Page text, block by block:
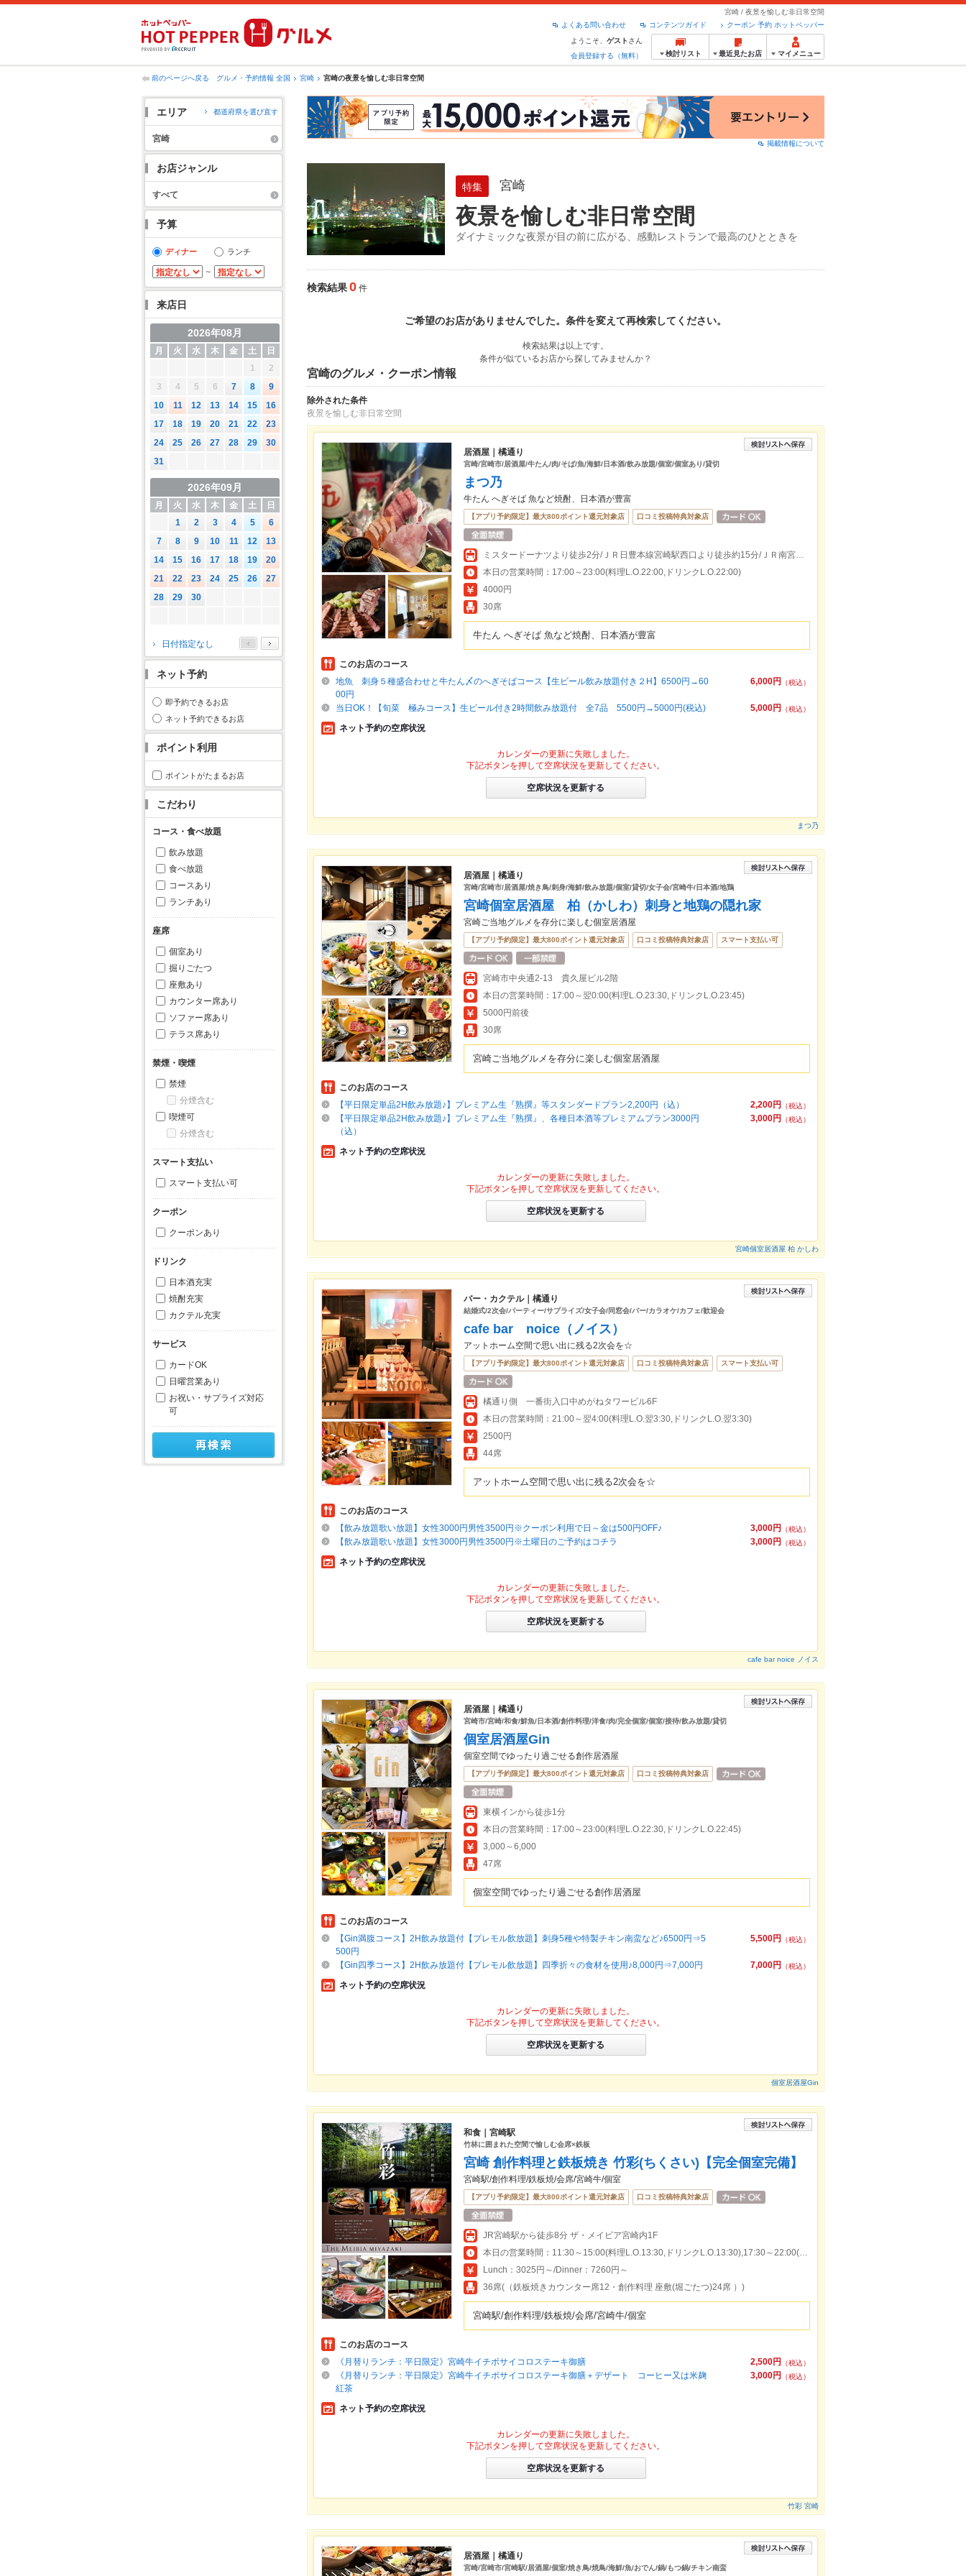
宮崎 / 夜景を愉しむ非日常空間
クーポン 予約 ホットペッパー
コンテンツガイド
よくある問い合わせ
ようこそ、 ゲスト さん
会員登録する（無料）
検討リスト 最近見たお店 マイメニュー
前のページへ戻る グルメ・予約情報 全国 宮崎 宮崎の夜景を愉しむ非日常空間
エリア 都道府県を選び直す
宮崎
お店ジャンル
すべて
予算
ディナー ランチ
～
来店日
2026年08月
月 火 水 木 金 土
日
1
2
3
4 5 6 7 8
9
10
11 12 13 14 15
16
17
18 19 20 21 22
23
24
25 26 27 28 29
30
31
2026年09月
月 火 水 木 金 土
日
1
2 3 4 5
6
7
8 9 10 11 12
13
14
15 16 17 18 19
20
21
22 23 24 25 26
27
28
29 30
2026年10月
月 火 水 木 金 土
日
5
12
14 15 16
19
20 21 22 23 24
25
26
27 28 29
日付指定なし
ネット予約
即予約できるお店
ネット予約できるお店
ポイント利用
ポイントがたまるお店
こだわり
コース・食べ放題
飲み放題
食べ放題
コースあり
ランチあり
座席
個室あり
掘りごたつ
座敷あり
カウンター席あり
ソファー席あり
テラス席あり
禁煙・喫煙
禁煙
分煙含む
喫煙可
分煙含む
スマート支払い
スマート支払い可
クーポン
クーポンあり
ドリンク
日本酒充実
焼酎充実
カクテル充実
サービス
カードOK
日曜営業あり
お祝い・サプライズ対応
可
掲載情報について
特集 宮崎
夜景を愉しむ非日常空間
ダイナミックな夜景が目の前に広がる、感動レストランで最高のひとときを
検索結果0 件
ご希望のお店がありませんでした。条件を変えて再検索してください。
検索結果は以上です。
条件が似ているお店から探してみませんか？
宮崎のグルメ・クーポン情報
除外された条件
夜景を愉しむ非日常空間
居酒屋｜橘通り
宮崎/宮崎市/居酒屋/牛たん/肉/そば/魚/海鮮/日本酒/飲み放題/個室/個室あり/貸切
まつ乃
牛たん へぎそば 魚など焼酎、日本酒が豊富
【アプリ予約限定】最大800ポイント還元対象店 口コミ投稿特典対象店
ミスタードーナツより徒歩2分/ＪＲ日豊本線宮崎駅西口より徒歩約15分/ＪＲ南宮崎駅出口より徒歩約44分
本日の営業時間：17:00～23:00(料理L.O.22:00,ドリンクL.O.22:00)
4000円
30席
牛たん へぎそば 魚など焼酎、日本酒が豊富
このお店のコース
6,000円
（税込）
地魚 刺身５種盛合わせと牛たん〆のへぎそばコース【生ビール飲み放題付き２H】6500円→60
00円
5,000円
（税込）
当日OK！【旬菜 極みコース】生ビール付き2時間飲み放題付 全7品 5500円→5000円(税込)
ネット予約の空席状況
カレンダーの更新に失敗しました。
下記ボタンを押して空席状況を更新してください。
空席状況を更新する
まつ乃
居酒屋｜橘通り
宮崎/宮崎市/居酒屋/焼き鳥/刺身/海鮮/飲み放題/個室/貸切/女子会/宮崎牛/日本酒/地鶏
宮崎個室居酒屋 柏（かしわ）刺身と地鶏の隠れ家
宮崎ご当地グルメを存分に楽しむ個室居酒屋
【アプリ予約限定】最大800ポイント還元対象店 口コミ投稿特典対象店 スマート支払い可
宮崎市中央通2-13 貴久屋ビル2階
本日の営業時間：17:00～翌0:00(料理L.O.23:30,ドリンクL.O.23:45)
5000円前後
30席
宮崎ご当地グルメを存分に楽しむ個室居酒屋
このお店のコース
2,200円
（税込）
【平日限定単品2H飲み放題♪】プレミアム生『熟撰』等スタンダードプラン2,200円（込）
3,000円
（税込）
【平日限定単品2H飲み放題♪】プレミアム生『熟撰』、各種日本酒等プレミアムプラン3000円
（込）
ネット予約の空席状況
カレンダーの更新に失敗しました。
下記ボタンを押して空席状況を更新してください。
空席状況を更新する
宮崎個室居酒屋 柏 かしわ
バー・カクテル｜橘通り
結婚式/2次会/パーティー/サプライズ/女子会/同窓会/バー/カラオケ/カフェ/歓迎会
cafe bar noice（ノイス）
アットホーム空間で思い出に残る2次会を☆
【アプリ予約限定】最大800ポイント還元対象店 口コミ投稿特典対象店 スマート支払い可
橘通り側 一番街入口中めがねタワービル6F
本日の営業時間：21:00～翌4:00(料理L.O.翌3:30,ドリンクL.O.翌3:30)
2500円
44席
アットホーム空間で思い出に残る2次会を☆
このお店のコース
3,000円
（税込）
【飲み放題歌い放題】女性3000円男性3500円※クーポン利用で日～金は500円OFF♪
3,000円
（税込）
【飲み放題歌い放題】女性3000円男性3500円※土曜日のご予約はコチラ
ネット予約の空席状況
カレンダーの更新に失敗しました。
下記ボタンを押して空席状況を更新してください。
空席状況を更新する
cafe bar noice ノイス
居酒屋｜橘通り
宮崎市/宮崎/和食/鮮魚/日本酒/創作料理/洋食/肉/完全個室/個室/接待/飲み放題/貸切
個室居酒屋Gin
個室空間でゆったり過ごせる創作居酒屋
【アプリ予約限定】最大800ポイント還元対象店 口コミ投稿特典対象店
東横インから徒歩1分
本日の営業時間：17:00～23:00(料理L.O.22:30,ドリンクL.O.22:45)
3,000～6,000
47席
個室空間でゆったり過ごせる創作居酒屋
このお店のコース
5,500円
（税込）
【Gin満腹コース】2H飲み放題付【プレモル飲放題】刺身5種や特製チキン南蛮など♪6500円⇒5
500円
7,000円
（税込）
【Gin四季コース】2H飲み放題付【プレモル飲放題】四季折々の食材を使用♪8,000円⇒7,000円
ネット予約の空席状況
カレンダーの更新に失敗しました。
下記ボタンを押して空席状況を更新してください。
空席状況を更新する
個室居酒屋Gin
和食｜宮崎駅
竹林に囲まれた空間で愉しむ会席×鉄板
宮崎 創作料理と鉄板焼き 竹彩(ちくさい)【完全個室完備】
宮崎駅/創作料理/鉄板焼/会席/宮崎牛/個室
【アプリ予約限定】最大800ポイント還元対象店 口コミ投稿特典対象店
JR宮崎駅から徒歩8分 ザ・メイビア宮崎内1F
本日の営業時間：11:30～15:00(料理L.O.13:30,ドリンクL.O.13:30),17:30～22:00(料理L.O.20:30,ドリンクL.O.20:30)
Lunch：3025円～/Dinner：7260円～
36席(（鉄板焼きカウンター席12・創作料理 座敷(堀ごたつ)24席 ）)
宮崎駅/創作料理/鉄板焼/会席/宮崎牛/個室
このお店のコース
2,500円
（税込）
《月替りランチ：平日限定》宮崎牛イチボサイコロステーキ御膳
3,000円
（税込）
《月替りランチ：平日限定》宮崎牛イチボサイコロステーキ御膳＋デザート コーヒー又は米麹
紅茶
ネット予約の空席状況
カレンダーの更新に失敗しました。
下記ボタンを押して空席状況を更新してください。
空席状況を更新する
竹彩 宮崎
居酒屋｜橘通り
宮崎/宮崎市/宮崎駅/居酒屋/個室/焼き鳥/焼鳥/海鮮/魚/おでん/鍋/もつ鍋/チキン南蛮